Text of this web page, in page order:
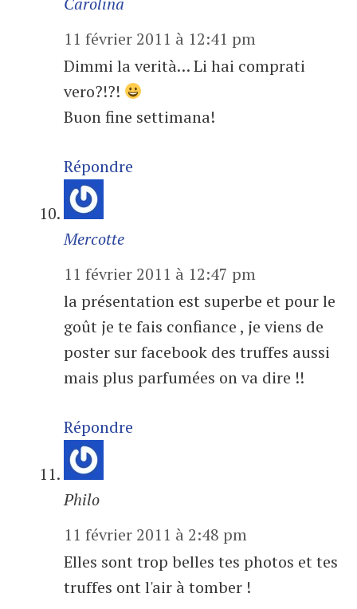
11 février 2011 à 12:41 pm
Dimmi la verità… Li hai comprati
vero?!?!
Buon fine settimana!
Répondre
Mercotte
11 février 2011 à 12:47 pm
la présentation est superbe et pour le
goût je te fais confiance , je viens de
poster sur facebook des truffes aussi
mais plus parfumées on va dire !!
Répondre
Philo
11 février 2011 à 2:48 pm
Elles sont trop belles tes photos et tes
truffes ont l'air à tomber !